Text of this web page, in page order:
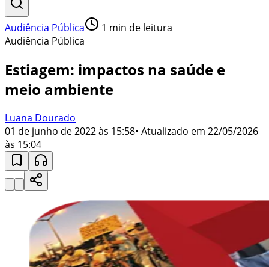
Audiência Pública 1 min de leitura
Audiência Pública
Estiagem: impactos na saúde e
meio ambiente
Luana Dourado
01 de junho de 2022 às 15:58• Atualizado em 22/05/2026
às 15:04